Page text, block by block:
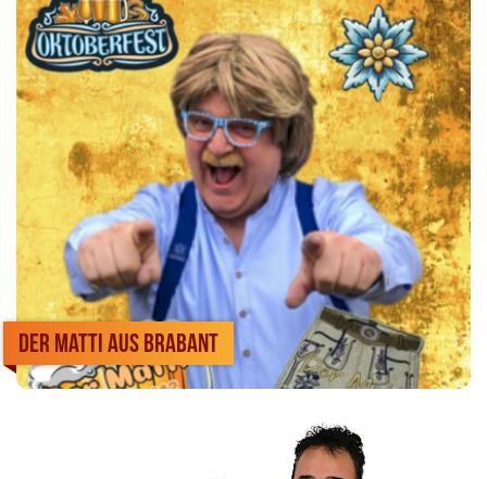
Der Matti aus Brabant